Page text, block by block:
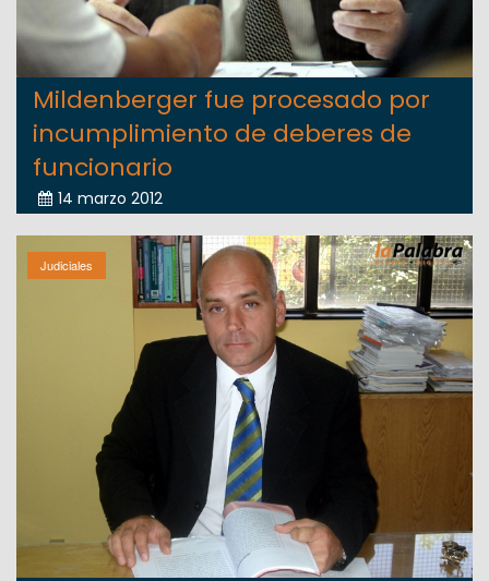
Mildenberger fue procesado por
incumplimiento de deberes de
funcionario
14 marzo 2012
Judiciales